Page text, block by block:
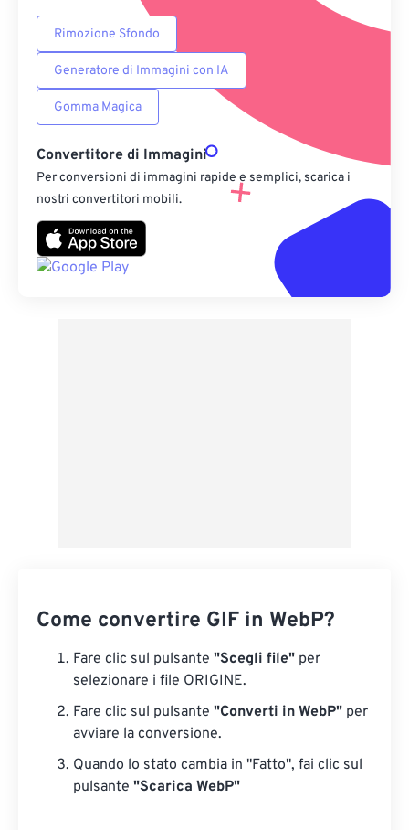
Rimozione Sfondo
Generatore di Immagini con IA
Gomma Magica
Convertitore di Immagini
Per conversioni di immagini rapide e semplici, scarica i
nostri convertitori mobili.
Come convertire GIF in WebP?
Fare clic sul pulsante "Scegli file" per
selezionare i file ORIGINE.
Fare clic sul pulsante "Converti in WebP" per
avviare la conversione.
Quando lo stato cambia in "Fatto", fai clic sul
pulsante "Scarica WebP"